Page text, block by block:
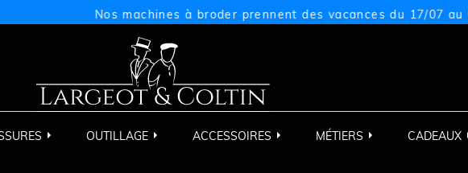
Nos machines à broder prennent des vacances du 17/07 au
OUTILLAGE ACCESSOIRES MÉTIERS CADEAUX